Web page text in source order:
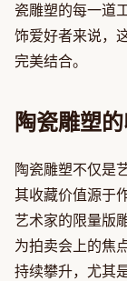
瓷雕塑的每一道
饰爱好者来说，
完美结合。
陶瓷雕塑
陶瓷雕塑不仅是
其收藏价值源于
艺术家的限量版
为拍卖会上的焦
持续攀升，尤其